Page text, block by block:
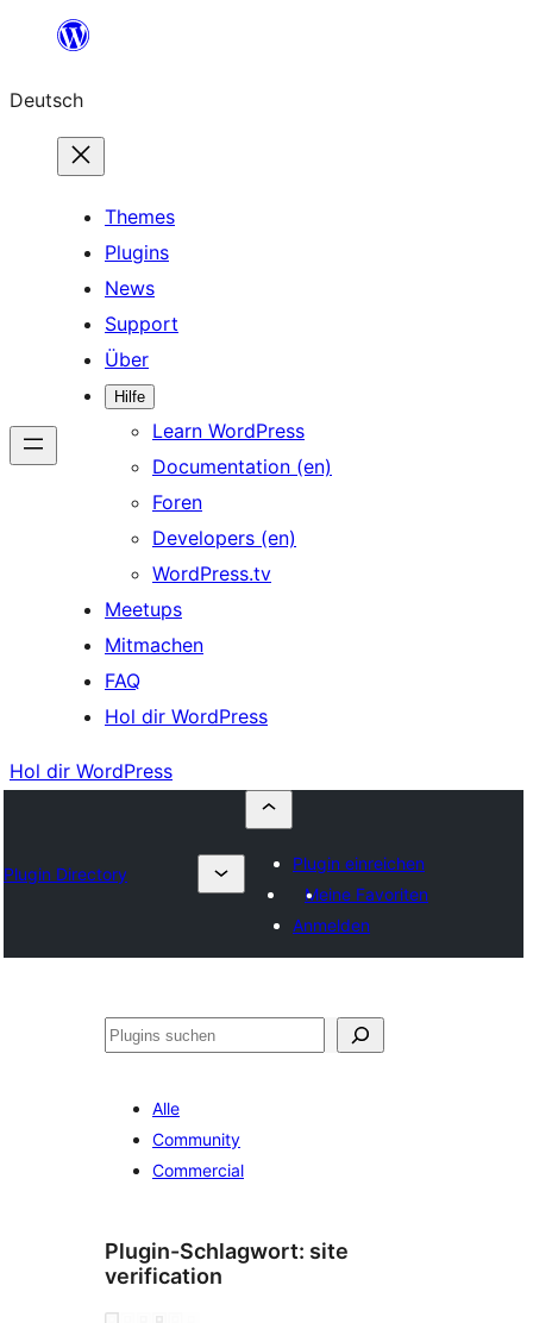
springen
Deutsch
Themes
Plugins
News
Support
Über
Hilfe
Learn WordPress
Documentation (en)
Foren
Developers (en)
WordPress.tv
Meetups
Mitmachen
FAQ
Hol dir WordPress
Hol dir WordPress
Plugin Directory
Plugin einreichen
Meine Favoriten
Anmelden
Suchen
Alle
Community
Commercial
Plugin-Schlagwort: site
verification